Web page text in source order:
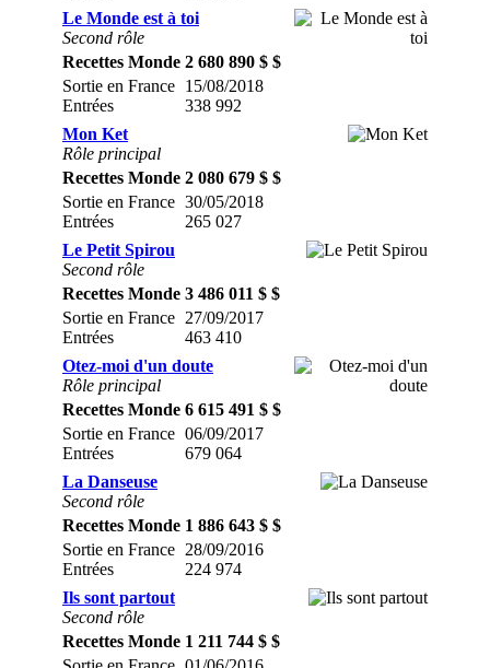
Le Monde est à toi
Second rôle
Recettes Monde 2 680 890 $ $
Sortie en France
Entrées
15/08/2018
338 992
Mon Ket
Rôle principal
Recettes Monde 2 080 679 $ $
Sortie en France
Entrées
30/05/2018
265 027
Le Petit Spirou
Second rôle
Recettes Monde 3 486 011 $ $
Sortie en France
Entrées
27/09/2017
463 410
Otez-moi d'un doute
Rôle principal
Recettes Monde 6 615 491 $ $
Sortie en France
Entrées
06/09/2017
679 064
La Danseuse
Second rôle
Recettes Monde 1 886 643 $ $
Sortie en France
Entrées
28/09/2016
224 974
Ils sont partout
Second rôle
Recettes Monde 1 211 744 $ $